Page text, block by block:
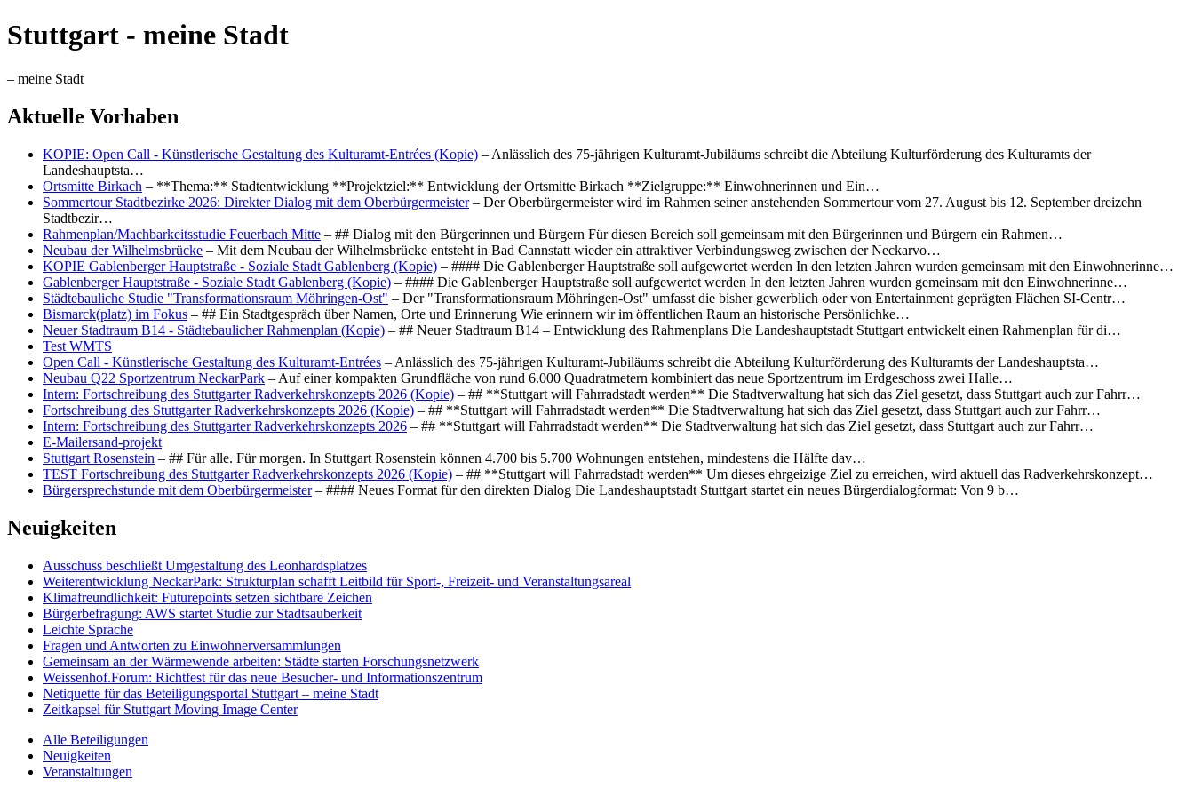
Stuttgart - meine Stadt
– meine Stadt
Aktuelle Vorhaben
KOPIE: Open Call - Künstlerische Gestaltung des Kulturamt-Entrées (Kopie) – Anlässlich des 75-jährigen Kulturamt-Jubiläums schreibt die Abteilung Kulturförderung des Kulturamts der
Landeshauptsta…
Ortsmitte Birkach – **Thema:** Stadtentwicklung **Projektziel:** Entwicklung der Ortsmitte Birkach **Zielgruppe:** Einwohnerinnen und Ein…
Sommertour Stadtbezirke 2026: Direkter Dialog mit dem Oberbürgermeister– Der Oberbürgermeister wird im Rahmen seiner anstehenden Sommertour vom 27. August bis 12. September dreizehn
Stadtbezir…
Rahmenplan/Machbarkeitsstudie Feuerbach Mitte – ## Dialog mit den Bürgerinnen und Bürgern Für diesen Bereich soll gemeinsam mit den Bürgerinnen und Bürgern ein Rahmen…
Neubau der Wilhelmsbrücke – Mit dem Neubau der Wilhelmsbrücke entsteht in Bad Cannstatt wieder ein attraktiver Verbindungsweg zwischen der Neckarvo…
KOPIE Gablenberger Hauptstraße - Soziale Stadt Gablenberg (Kopie) – #### Die Gablenberger Hauptstraße soll aufgewertet werden In den letzten Jahren wurden gemeinsam mit den Einwohnerinne…
Gablenberger Hauptstraße - Soziale Stadt Gablenberg (Kopie) – #### Die Gablenberger Hauptstraße soll aufgewertet werden In den letzten Jahren wurden gemeinsam mit den Einwohnerinne…
Städtebauliche Studie "Transformationsraum Möhringen-Ost" – Der "Transformationsraum Möhringen-Ost" umfasst die bisher gewerblich oder von Entertainment geprägten Flächen SI-Centr…
Bismarck(platz) im Fokus – ## Ein Stadtgespräch über Namen, Orte und Erinnerung Wie erinnern wir im öffentlichen Raum an historische Persönlichke…
Neuer Stadtraum B14 - Städtebaulicher Rahmenplan (Kopie) – ## Neuer Stadtraum B14 – Entwicklung des Rahmenplans Die Landeshauptstadt Stuttgart entwickelt einen Rahmenplan für di…
Test WMTS
Open Call - Künstlerische Gestaltung des Kulturamt-Entrées – Anlässlich des 75-jährigen Kulturamt-Jubiläums schreibt die Abteilung Kulturförderung des Kulturamts der Landeshauptsta…
Neubau Q22 Sportzentrum NeckarPark – Auf einer kompakten Grundfläche von rund 6.000 Quadratmetern kombiniert das neue Sportzentrum im Erdgeschoss zwei Halle…
Intern: Fortschreibung des Stuttgarter Radverkehrskonzepts 2026 (Kopie) – ## **Stuttgart will Fahrradstadt werden** Die Stadtverwaltung hat sich das Ziel gesetzt, dass Stuttgart auch zur Fahrr…
Fortschreibung des Stuttgarter Radverkehrskonzepts 2026 (Kopie) – ## **Stuttgart will Fahrradstadt werden** Die Stadtverwaltung hat sich das Ziel gesetzt, dass Stuttgart auch zur Fahrr…
Intern: Fortschreibung des Stuttgarter Radverkehrskonzepts 2026 – ## **Stuttgart will Fahrradstadt werden** Die Stadtverwaltung hat sich das Ziel gesetzt, dass Stuttgart auch zur Fahrr…
E-Mailersand-projekt
Stuttgart Rosenstein – ## Für alle. Für morgen. In Stuttgart Rosenstein können 4.700 bis 5.700 Wohnungen entstehen, mindestens die Hälfte dav…
TEST Fortschreibung des Stuttgarter Radverkehrskonzepts 2026 (Kopie) – ## **Stuttgart will Fahrradstadt werden** Um dieses ehrgeizige Ziel zu erreichen, wird aktuell das Radverkehrskonzept…
Bürgersprechstunde mit dem Oberbürgermeister– #### Neues Format für den direkten Dialog Die Landeshauptstadt Stuttgart startet ein neues Bürgerdialogformat: Von 9 b…
Neuigkeiten
Ausschuss beschließt Umgestaltung des Leonhards­platzes
Weiterentwicklung NeckarPark: Strukturplan schafft Leitbild für Sport-, Freizeit- und Veranstaltungsareal
Klimafreundlichkeit: Futurepoints setzen sichtbare Zeichen
Bürgerbefragung: AWS startet Studie zur Stadtsauberkeit
Leichte Sprache
Fragen und Antworten zu Einwohnerversammlungen
Gemeinsam an der Wärmewende arbeiten: Städte starten Forschungsnetzwerk
Weissenhof.Forum: Richtfest für das neue Besucher- und Informationszentrum
Netiquette für das Beteiligungsportal Stuttgart – meine Stadt
Zeitkapsel für Stuttgart Moving Image Center
Alle Beteiligungen
Neuigkeiten
Veranstaltungen